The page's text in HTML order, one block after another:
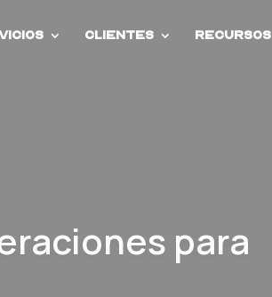
Clientes Recursos
para